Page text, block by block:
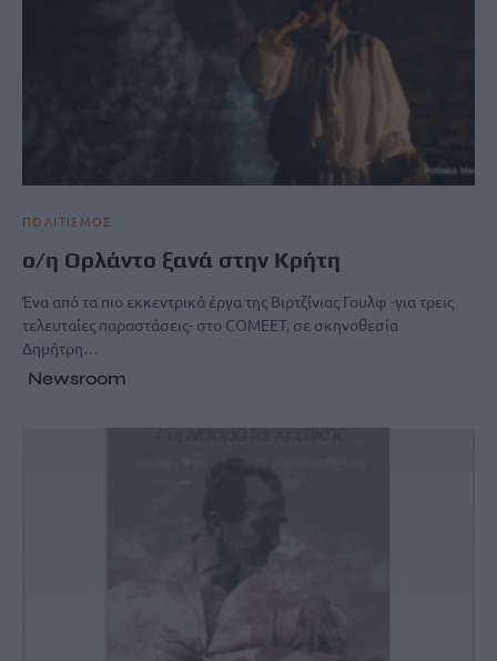
ΠΟΛΙΤΙΣΜΟΣ
ο/η Ορλάντο ξανά στην Κρήτη
Ένα από τα πιο εκκεντρικά έργα της Βιρτζίνιας Γουλφ -για τρεις
τελευταίες παραστάσεις- στο COMEET, σε σκηνοθεσία
Δημήτρη…
Newsroom